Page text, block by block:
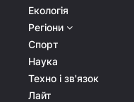
Екологія
Регіони
Спорт
Наука
Техно і зв'язок
Лайт